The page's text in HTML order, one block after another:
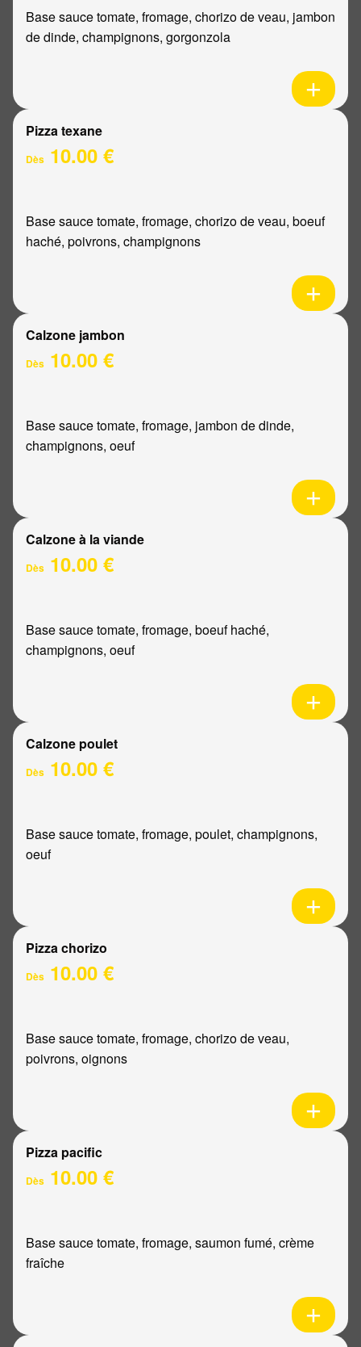
Base sauce tomate, fromage, chorizo de veau, jambon
de dinde, champignons, gorgonzola
Pizza texane
Dès 10.00 €
Base sauce tomate, fromage, chorizo de veau, boeuf
haché, poivrons, champignons
Calzone jambon
Dès 10.00 €
Base sauce tomate, fromage, jambon de dinde,
champignons, oeuf
Calzone à la viande
Dès 10.00 €
Base sauce tomate, fromage, boeuf haché,
champignons, oeuf
Calzone poulet
Dès 10.00 €
Base sauce tomate, fromage, poulet, champignons,
oeuf
Pizza chorizo
Dès 10.00 €
Base sauce tomate, fromage, chorizo de veau,
poivrons, oignons
Pizza pacific
Dès 10.00 €
Base sauce tomate, fromage, saumon fumé, crème
fraîche